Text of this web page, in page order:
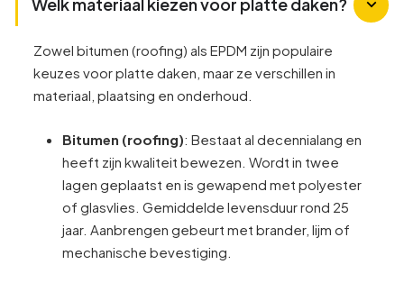
Zowel bitumen (roofing) als EPDM zijn populaire
keuzes voor platte daken, maar ze verschillen in
materiaal, plaatsing en onderhoud.
Bitumen (roofing): Bestaat al decennialang en
heeft zijn kwaliteit bewezen. Wordt in twee
lagen geplaatst en is gewapend met polyester
of glasvlies. Gemiddelde levensduur rond 25
jaar. Aanbrengen gebeurt met brander, lijm of
mechanische bevestiging.